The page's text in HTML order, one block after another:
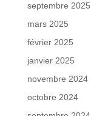
septembre 2025
mars 2025
février 2025
janvier 2025
novembre 2024
octobre 2024